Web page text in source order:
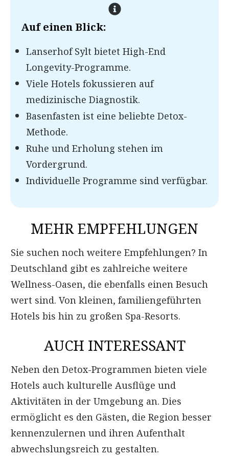
Auf einen Blick:
Lanserhof Sylt bietet High-End
Longevity-Programme.
Viele Hotels fokussieren auf
medizinische Diagnostik.
Basenfasten ist eine beliebte Detox-
Methode.
Ruhe und Erholung stehen im
Vordergrund.
Individuelle Programme sind verfügbar.
MEHR EMPFEHLUNGEN
Sie suchen noch weitere Empfehlungen? In
Deutschland gibt es zahlreiche weitere
Wellness-Oasen, die ebenfalls einen Besuch
wert sind. Von kleinen, familiengeführten
Hotels bis hin zu großen Spa-Resorts.
AUCH INTERESSANT
Neben den Detox-Programmen bieten viele
Hotels auch kulturelle Ausflüge und
Aktivitäten in der Umgebung an. Dies
ermöglicht es den Gästen, die Region besser
kennenzulernen und ihren Aufenthalt
abwechslungsreich zu gestalten.